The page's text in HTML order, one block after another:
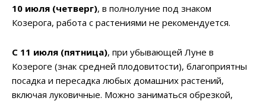
10 июля (четверг), в полнолуние под знаком
Козерога, работа с растениями не рекомендуется.
С 11 июля (пятница), при убывающей Луне в
Козероге (знак средней плодовитости), благоприятны
посадка и пересадка любых домашних растений,
включая луковичные. Можно заниматься обрезкой,